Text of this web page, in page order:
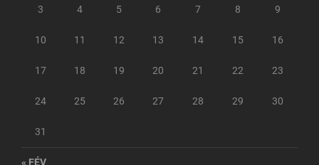
3 4 5 6 7 8 9
10 11 12 13 14 15 16
17 18 19 20 21 22 23
24 25 26 27 28 29 30
31
« FÉV